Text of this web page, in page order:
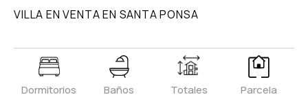
VILLA EN VENTA EN SANTA PONSA
Dormitorios Baños Totales Parcela